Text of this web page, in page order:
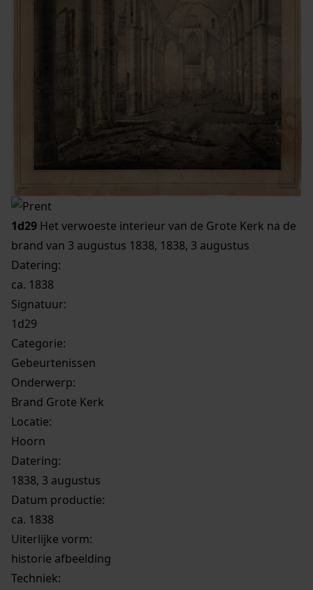
1d29 Het verwoeste interieur van de Grote Kerk na de
brand van 3 augustus 1838, 1838, 3 augustus
Datering:
ca. 1838
Signatuur:
1d29
Categorie:
Gebeurtenissen
Onderwerp:
Brand Grote Kerk
Locatie:
Hoorn
Datering:
1838, 3 augustus
Datum productie:
ca. 1838
Uiterlijke vorm:
historie afbeelding
Techniek: